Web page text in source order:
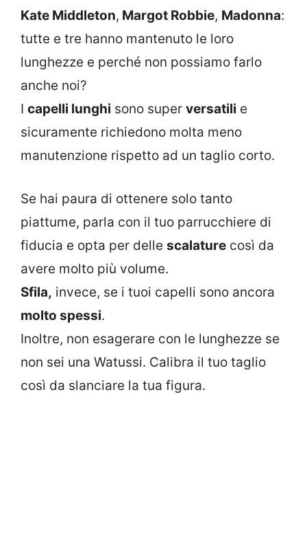
Kate Middleton, Margot Robbie, Madonna:
tutte e tre hanno mantenuto le loro
lunghezze e perché non possiamo farlo
anche noi?
I capelli lunghi sono super versatili e
sicuramente richiedono molta meno
manutenzione rispetto ad un taglio corto.
Se hai paura di ottenere solo tanto
piattume, parla con il tuo parrucchiere di
fiducia e opta per delle scalature così da
avere molto più volume.
Sfila, invece, se i tuoi capelli sono ancora
molto spessi.
Inoltre, non esagerare con le lunghezze se
non sei una Watussi. Calibra il tuo taglio
così da slanciare la tua figura.